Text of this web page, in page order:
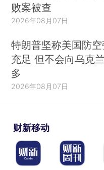
败案被查
2026年08月07日
特朗普坚称美国防
充足 但不会向乌克
多
2026年08月07日
财新移动